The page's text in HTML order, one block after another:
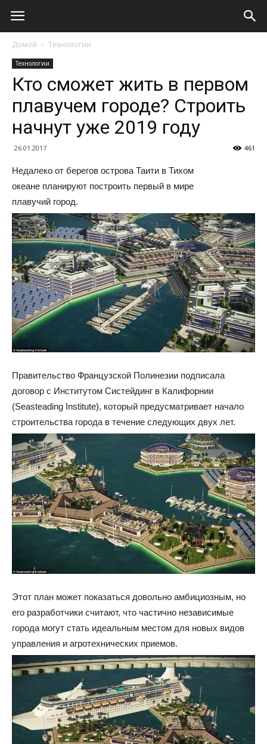
Домой Технологии
Технологии
Кто сможет жить в первом
плавучем городе? Строить
начнут уже 2019 году
26.01.2017 461
Недалеко от берегов острова Таити в Тихом
океане планируют построить первый в мире
плавучий город.
Правительство Французской Полинезии подписала
договор с Институтом Систейдинг в Калифорнии
(Seasteading Institute), который предусматривает начало
строительства города в течение следующих двух лет.
Этот план может показаться довольно амбициозным, но
его разработчики считают, что частично независимые
города могут стать идеальным местом для новых видов
управления и агротехнических приемов.